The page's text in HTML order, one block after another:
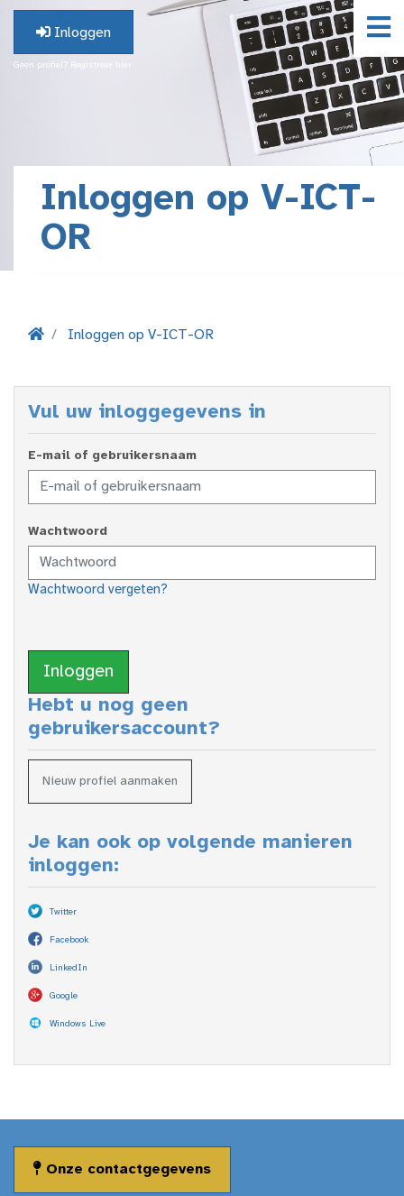
Inloggen
Geen profiel? Registreer hier.
Inloggen op V-ICT-
OR
Inloggen op V-ICT-OR
Vul uw inloggegevens in
E-mail of gebruikersnaam
Wachtwoord
Wachtwoord vergeten?
Inloggen
Hebt u nog geen
gebruikersaccount?
Nieuw profiel aanmaken
Je kan ook op volgende manieren
inloggen:
Twitter
Facebook
LinkedIn
Google
Windows Live
Onze contactgegevens